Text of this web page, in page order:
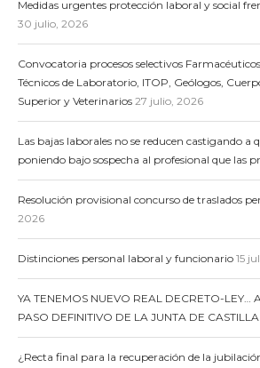
Medidas urgentes protección laboral y social
30 julio, 2026
Convocatoria procesos selectivos
Técnicos de Laboratorio, ITOP, Geólogos,
Superior y Veterinarios 27 julio, 2026
Las bajas laborales no se reducen castigando a
poniendo bajo sospecha al profesional que las
Resolución provisional concurso de traslados
2026
Distinciones personal laboral y funcionario 15
YA TENEMOS NUEVO REAL DECRETO-LEY…
PASO DEFINITIVO DE LA JUNTA DE
¿Recta final para la recuperación de la